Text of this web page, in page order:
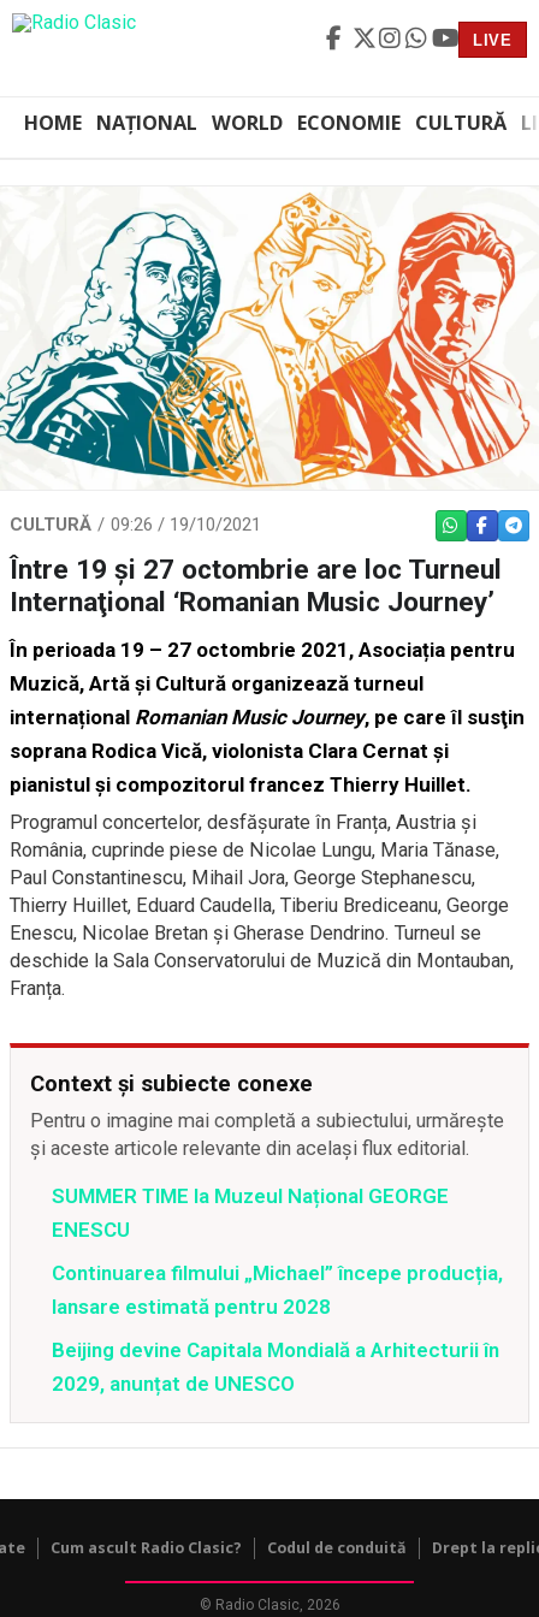
LIVE
HOME NAȚIONAL WORLD ECONOMIE CULTURĂ
CULTURĂ 09:26 / 19/10/2021 WHATSAPP
Între 19 şi 27 octombrie are loc Turneul
Internaţional ‘Romanian Music Journey’
În perioada 19 – 27 octombrie 2021, Asociația pentru
Muzică, Artă și Cultură organizează turneul
internațional Romanian Music Journey, pe care îl susţin
soprana Rodica Vică, violonista Clara Cernat și
pianistul și compozitorul francez Thierry Huillet.
Programul concertelor, desfăşurate în Franța, Austria și
România, cuprinde piese de Nicolae Lungu, Maria Tănase,
Paul Constantinescu, Mihail Jora, George Stephanescu,
Thierry Huillet, Eduard Caudella, Tiberiu Brediceanu, George
Enescu, Nicolae Bretan și Gherase Dendrino. Turneul se
deschide la Sala Conservatorului de Muzică din Montauban,
Franța.
Context și subiecte conexe
Pentru o imagine mai completă a subiectului, urmărește
și aceste articole relevante din același flux editorial.
SUMMER TIME la Muzeul Național GEORGE
ENESCU
Continuarea filmului „Michael” începe producția,
lansare estimată pentru 2028
Beijing devine Capitala Mondială a Arhitecturii în
2029, anunțat de UNESCO
Cum ascult Radio Clasic? Codul de conduită Drept la
© Radio Clasic, 2026